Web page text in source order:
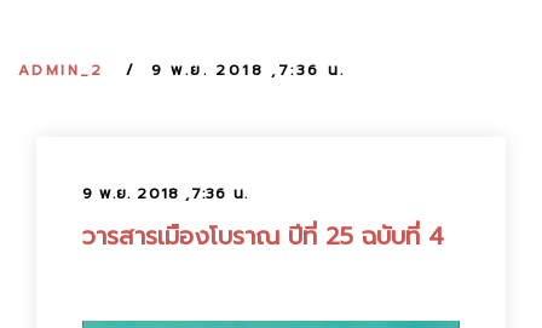
ADMIN_2 9 พ.ย. 2018 ,7:36 น.
9 พ.ย. 2018 ,7:36 น.
วารสารเมืองโบราณ ปีที่ 25 ฉบับที่ 4